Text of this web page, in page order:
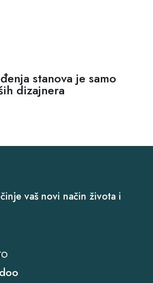
stanova je samo
dizajnera
vaš novi način života i